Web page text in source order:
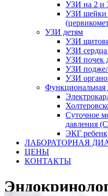
УЗИ на 2 и
УЗИ шейки
УЗИ детям
УЗИ
УЗИ сердца
УЗИ почек
УЗИ
УЗИ
Функциональная
Суточное
давления
ЭКГ
ЛАБОРАТОРНАЯ
ЦЕНЫ
КОНТАКТЫ